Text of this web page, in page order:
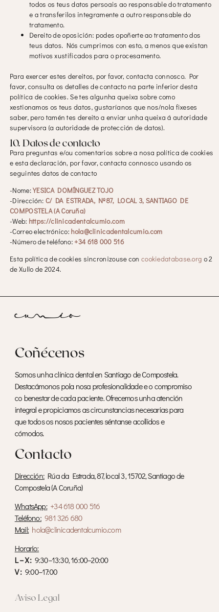
todos os teus datos persoais ao responsable do tratamento
e a transferilos integramente a outro responsable do
tratamento.
Dereito de oposición: podes opoñerte ao tratamento dos
teus datos. Nós cumprimos con esto, a menos que existan
motivos xustificados para o procesamento.
Para exercer estes dereitos, por favor, contacta connosco. Por
favor, consulta os detalles de contacto na parte inferior desta
política de cookies. Se tes algunha queixa sobre como
xestionamos os teus datos, gustaríanos que nos/nola fixeses
saber, pero tamén tes dereito a enviar unha queixa á autoridade
supervisora (a autoridade de protección de datos).
10. Datos de contacto
Para preguntas e/ou comentarios sobre a nosa política de cookies
e esta declaración, por favor, contacta connosco usando os
seguintes datos de contacto
-Nome:YESICA DOMÍNGUEZ TOJO
-Dirección: C/ DA ESTRADA, Nº87, LOCAL 3, SANTIAGO DE
COMPOSTELA (A Coruña)
-Web: https://clinicadentalcumio.com
-Correo electrónico: hola@clinicadentalcumio.com
-Número de teléfono:+34 618 000 516
Esta política de cookies sincronizouse con cookiedatabase.org o 2
de Xullo de 2024.
Coñécenos
Somos unha clínica dental en Santiago de Compostela.
Destacámonos pola nosa profesionalidade e o compromiso
co benestar de cada paciente. Ofrecemos unha atención
integral e propiciamos as circunstancias necesarias para
que todos os nosos pacientes séntanse acollidos e
cómodos.
Contacto
Dirección: Rúa da Estrada, 87, local 3, 15702, Santiago de
Compostela (A Coruña)
WhatsApp: +34618 000 516
Teléfono: 981 326 680
Mail: hola@clinicadentalcumio.com
Horario:
L – X : 9:30–13:30, 16:00–20:00
V :9:00–17:00
Aviso Legal